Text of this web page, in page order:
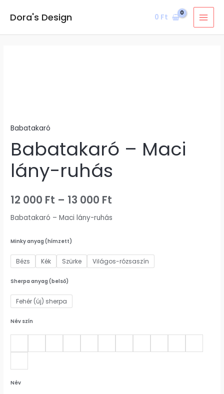
Dora's Design 0 Ft
Babatakaró
Babatakaró – Maci
lány-ruhás
12 000 Ft – 13 000 Ft
000 Ft
Babatakaró – Maci lány-ruhás
Minky anyag (hímzett)
Bézs Kék Szürke Világos-rózsaszín
Sherpa anyag (belső)
Fehér (új) sherpa
Név szín
Név